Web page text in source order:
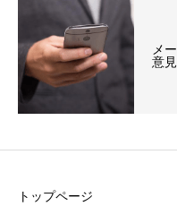
メ
意
トップページ